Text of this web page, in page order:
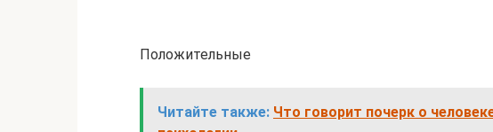
Положительные
Читайте также: Что говорит почерк о